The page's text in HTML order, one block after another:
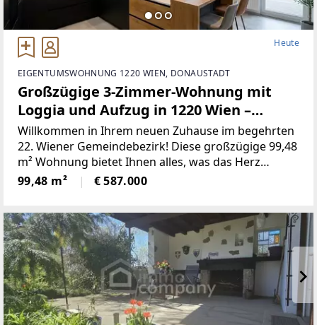
Heute
EIGENTUMSWOHNUNG 1220 WIEN, DONAUSTADT
Großzügige 3-Zimmer-Wohnung mit
Loggia und Aufzug in 1220 Wien –
Wohnkomfort!
Willkommen in Ihrem neuen Zuhause im begehrten
22. Wiener Gemeindebezirk! Diese großzügige 99,48
m² Wohnung bietet Ihnen alles, was das Herz
begehrt – Komfort, Stil und eine unschlagbare
Lage. Die Wohnung besticht durch eine
99,48 m² € 587.000